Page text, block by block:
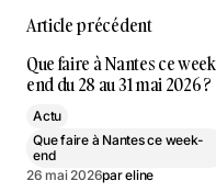
Article précédent
Que faire à Nantes ce
end du 28 au 31 mai 2026 ?
Actu
Que faire à Nantes ce week-
end
26 mai 2026pareline